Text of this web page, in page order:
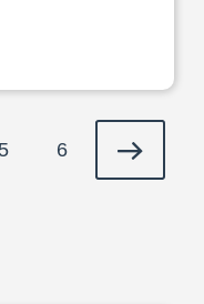
Page
5 Page
6
Page
suivante